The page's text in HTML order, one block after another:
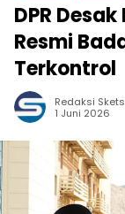
DPR
Resmi
Terkontrol
Redaksi
1 Juni 2026